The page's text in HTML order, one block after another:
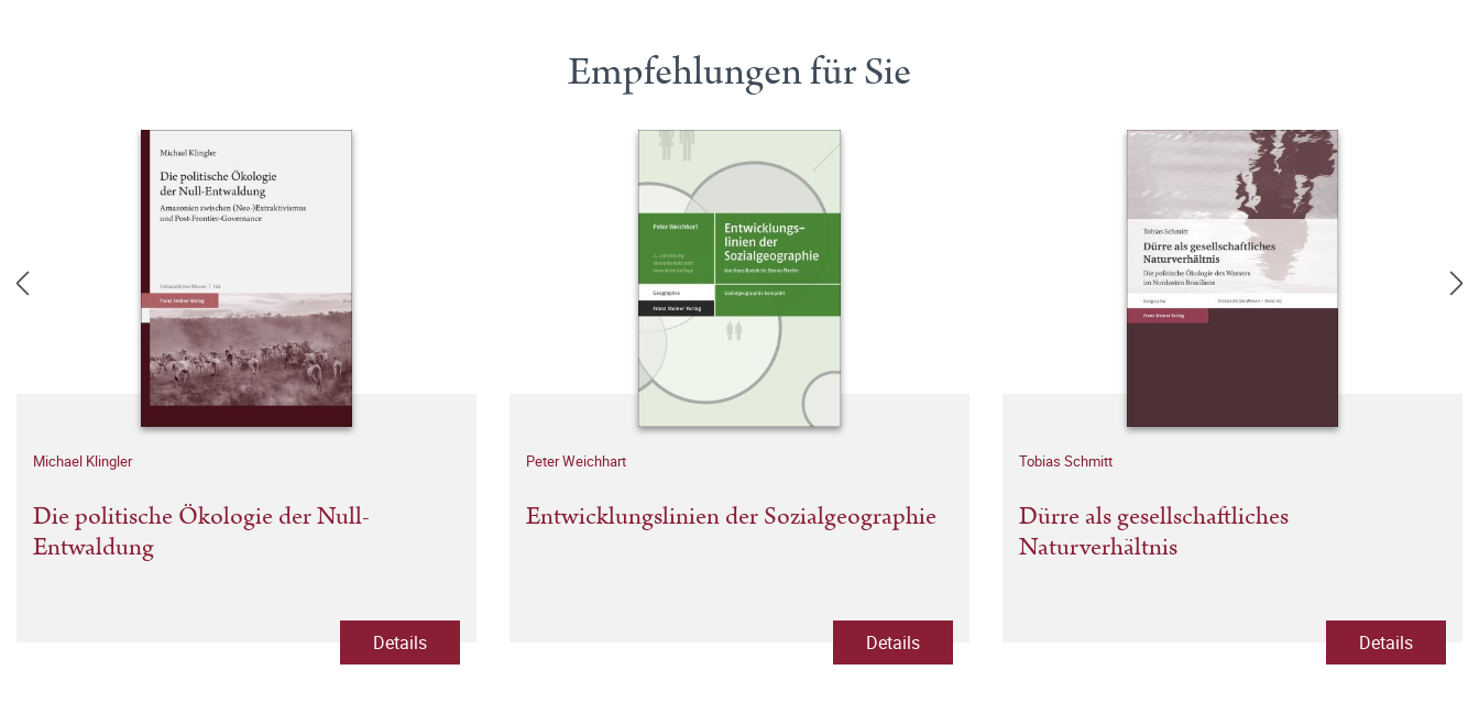
Empfehlungen für Sie
Michael Klingler
Die politische Ökologie der Null-
Entwaldung
Details
Peter Weichhart
Entwicklungslinien der Sozialgeographie
Details
Tobias Schmitt
Dürre als gesellschaftliches
Naturverhältnis
Details